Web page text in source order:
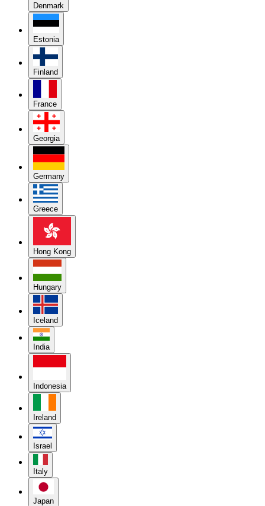
Denmark
Estonia
Finland
France
Georgia
Germany
Greece
Hong Kong
Hungary
Iceland
India
Indonesia
Ireland
Israel
Italy
Japan